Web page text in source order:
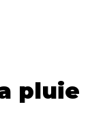
pluie